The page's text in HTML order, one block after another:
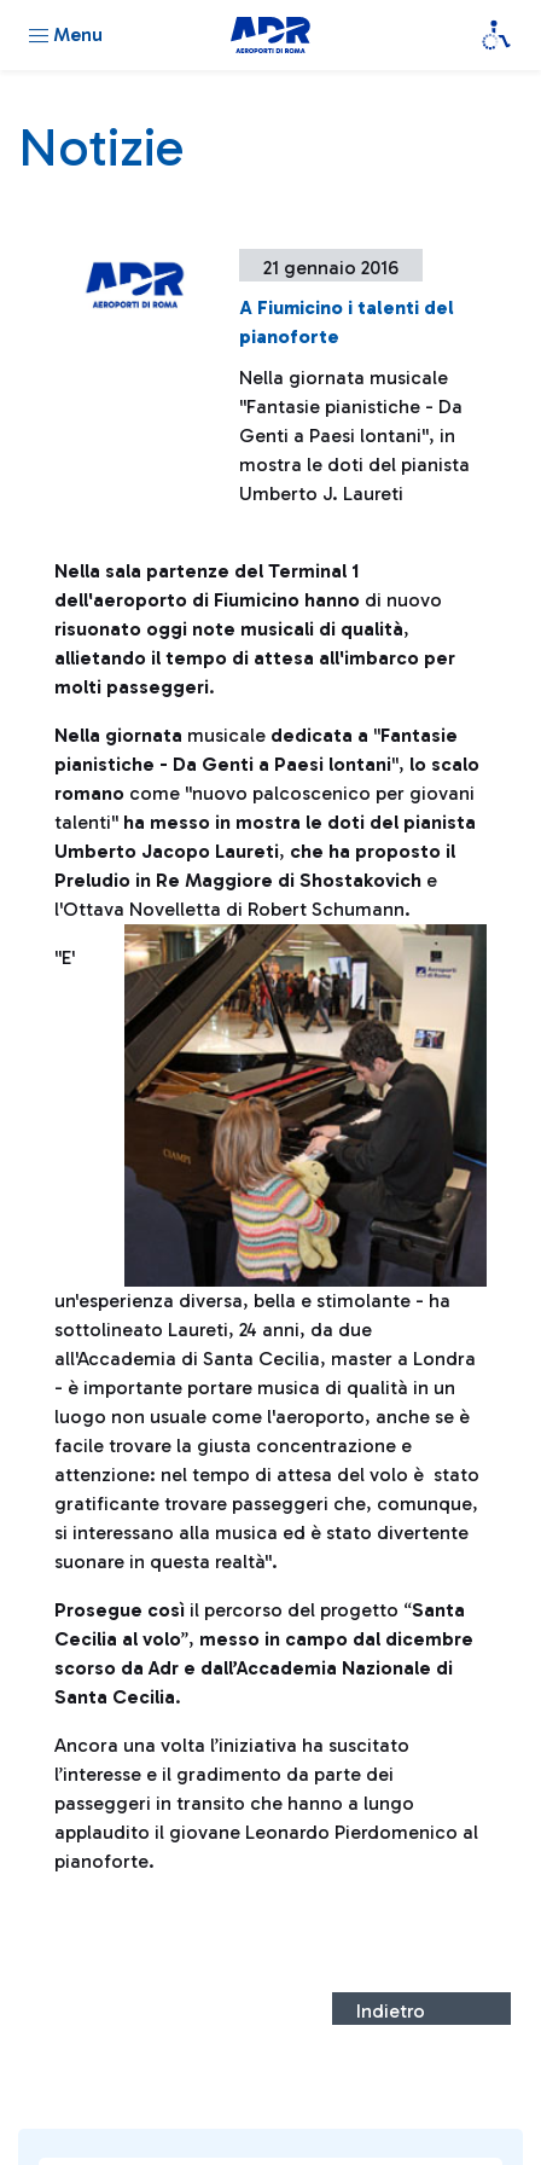
Menu
Notizie
21 gennaio 2016
A Fiumicino i talenti del
pianoforte
Nella giornata musicale
''Fantasie pianistiche - Da
Genti a Paesi lontani'', in
mostra le doti del pianista
Umberto J. Laureti
Nella sala partenze del Terminal 1
dell'aeroporto di Fiumicino hanno di nuovo
risuonato oggi note musicali di qualità,
allietando il tempo di attesa all'imbarco per
molti passeggeri.
Nella giornata musicale dedicata a ''Fantasie
pianistiche - Da Genti a Paesi lontani'', lo scalo
romano come ''nuovo palcoscenico per giovani
talenti'' ha messo in mostra le doti del pianista
Umberto Jacopo Laureti, che ha proposto il
Preludio in Re Maggiore di Shostakovich e
l'Ottava Novelletta di Robert Schumann.
''E'
un'esperienza diversa, bella e stimolante - ha
sottolineato Laureti, 24 anni, da due
all'Accademia di Santa Cecilia, master a Londra
- è importante portare musica di qualità in un
luogo non usuale come l'aeroporto, anche se è
facile trovare la giusta concentrazione e
attenzione: nel tempo di attesa del volo è stato
gratificante trovare passeggeri che, comunque,
si interessano alla musica ed è stato divertente
suonare in questa realtà''.
Prosegue così il percorso del progetto “Santa
Cecilia al volo”, messo in campo dal dicembre
scorso da Adr e dall’Accademia Nazionale di
Santa Cecilia.
Ancora una volta l’iniziativa ha suscitato
l’interesse e il gradimento da parte dei
passeggeri in transito che hanno a lungo
applaudito il giovane Leonardo Pierdomenico al
pianoforte.
Indietro